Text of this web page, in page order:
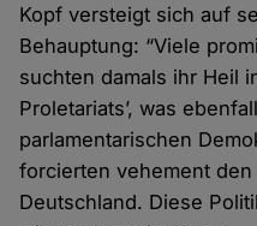
Kopf versteigt sich auf
Behauptung: “Viele
suchten damals ihr Heil
Proletariats’, was
parlamentarischen
forcierten vehement
Deutschland. Diese